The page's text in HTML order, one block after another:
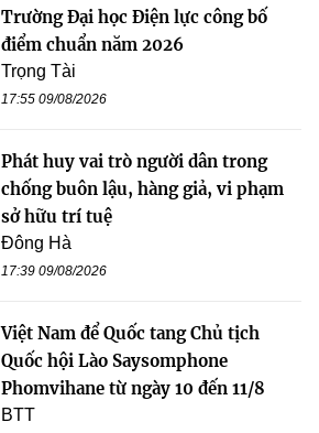
Trường Đại học Điện lực công bố
điểm chuẩn năm 2026
Trọng Tài
17:55 09/08/2026
Phát huy vai trò người dân trong
chống buôn lậu, hàng giả, vi phạm
sở hữu trí tuệ
Đông Hà
17:39 09/08/2026
Việt Nam để Quốc tang Chủ tịch
Quốc hội Lào Saysomphone
Phomvihane từ ngày 10 đến 11/8
BTT